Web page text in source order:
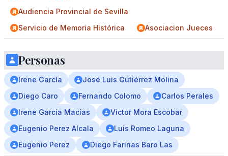
Audiencia Provincial de Sevilla
Servicio de Memoria Histórica
Asociacion Jueces
Personas
Irene García
José Luis Gutiérrez Molina
Diego Caro
Fernando Colomo
Carlos Perales
Irene García Macías
Victor Mora Escobar
Eugenio Perez Alcala
Luis Romeo Laguna
Eugenio Perez
Diego Farinas Baro Las